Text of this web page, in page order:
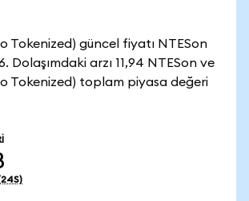
Tokenized) güncel fiyatı NTESon
Dolaşımdaki arzı 11,94 NTESon ve
Tokenized) toplam piyasa değeri